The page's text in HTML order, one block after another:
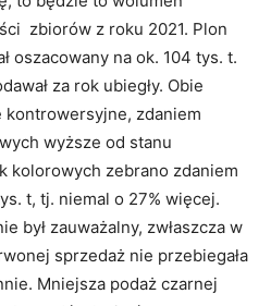
zbiorów z roku 2021. Plon
oszacowany na ok. 104 tys. t.
za rok ubiegły. Obie
zdaniem
wyższe od stanu
kolorowych zebrano zdaniem
t, tj. niemal o 27% więcej.
był zauważalny, zwłaszcza w
sprzedaż nie przebiegała
Mniejsza podaż czarnej